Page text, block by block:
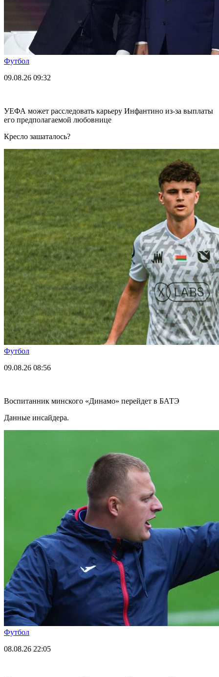
Футбол
09.08.26 09:32
УЕФА может расследовать карьеру Инфантино из-за выплаты
его предполагаемой любовнице
Кресло зашаталось?
Футбол
09.08.26 08:56
Воспитанник минского «Динамо» перейдет в БАТЭ
Данные инсайдера.
Футбол
08.08.26 22:05